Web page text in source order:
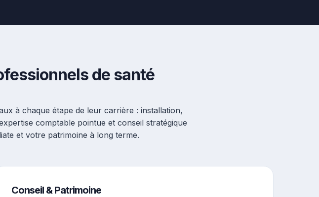
de santé
à chaque étape de leur carrière : installation,
comptable pointue et conseil stratégique
et votre patrimoine à long terme.
Conseil & Patrimoine